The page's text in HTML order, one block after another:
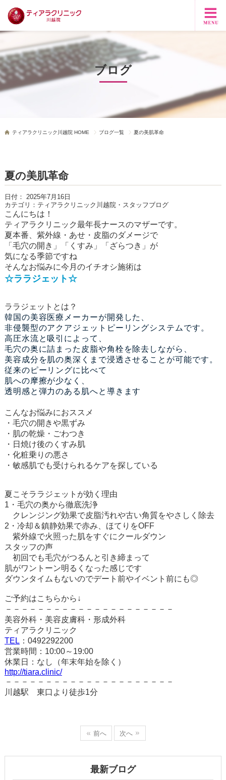
ブログ
ティアラクリニック川越院 HOME ブログ一覧 夏の美肌革命
夏の美肌革命
日付： 2025年7月16日
カテゴリ： ティアラクリニック川越院・スタッフブログ
こんにちは！
ティアラクリニック最年長ナースのマザーです。
夏本番、紫外線・あせ・皮脂のダメージで
「毛穴の開き」「くすみ」「ざらつき」が
気になる季節ですね
そんなお悩みに今月のイチオシ施術は
☆ララジェット☆
ララジェットとは？
韓国の美容医療メーカーが開発した、
非侵襲型のアクアジェットピーリングシステムです。
高圧水流と吸引によって、
毛穴の奥に詰まった皮脂や角栓を除去しながら、
美容成分を肌の奥深くまで浸透させることが可能です。
従来のピーリングに比べて
肌への摩擦が少なく、
透明感と弾力のある肌へと導きます
こんなお悩みにおススメ
・毛穴の開きや黒ずみ
・肌の乾燥・ごわつき
・日焼け後のくすみ肌
・化粧乗りの悪さ
・敏感肌でも受けられるケアを探している
夏こそララジェットが効く理由
1・毛穴の奥から徹底洗浄
クレンジング効果で皮脂汚れや古い角質をやさしく除去
2・冷却＆鎮静効果で赤み、ほてりをOFF
紫外線で火照った肌をすぐにクールダウン
スタッフの声
初回でも毛穴がつるんと引き締まって
肌がワントーン明るくなった感じです
ダウンタイムもないのでデート前やイベント前にも◎
ご予約はこちらから↓
－－－－－－－－－－－－－－－－－－－－－
美容外科・美容皮膚科・形成外科
ティアラクリニック
TEL ： 0492292200
営業時間： 10:00～ 19:00
休業日：なし（年末年始を除く）
http://tiara.clinic/
－－－－－－－－－－－－－－－－－－－－－
川越駅 東口より徒歩1分
前へ 次へ
最新ブログ